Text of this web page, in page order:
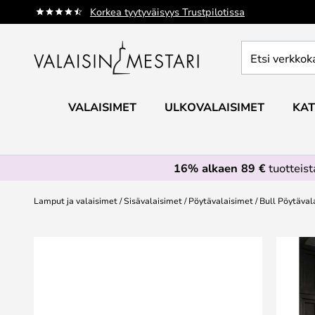
Korkea tyytyväisyys Trustpilotissa
Skip
to
verkkokaupan
VALAISIMET ULKOVALAISIMET
16% alkaen 89 €
Lamput ja valaisimet Sisävalaisimet Pöytävalaisimet Bull